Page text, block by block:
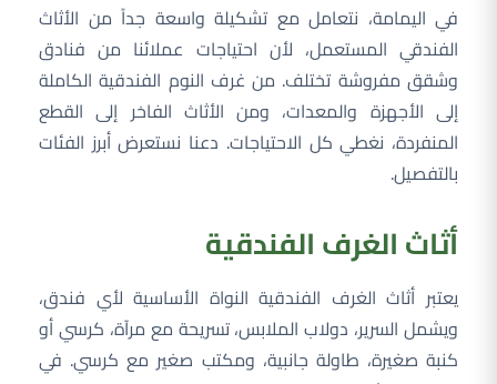
في اليمامة، نتعامل مع تشكيلة واسعة جداً من الأثاث
الفندقي المستعمل، لأن احتياجات عملائنا من فنادق
وشقق مفروشة تختلف. من غرف النوم الفندقية الكاملة
إلى الأجهزة والمعدات، ومن الأثاث الفاخر إلى القطع
المنفردة، نغطي كل الاحتياجات. دعنا نستعرض أبرز الفئات
بالتفصيل.
أثاث الغرف الفندقية
يعتبر أثاث الغرف الفندقية النواة الأساسية لأي فندق،
ويشمل السرير، دولاب الملابس، تسريحة مع مرآة، كرسي أو
كنبة صغيرة، طاولة جانبية، ومكتب صغير مع كرسي. في